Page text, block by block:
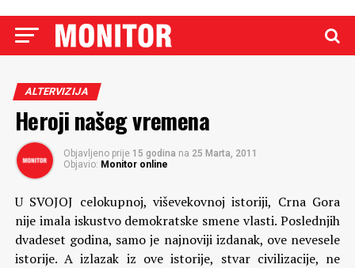
ALTERVIZIJA
Heroji našeg vremena
Objavljeno prije 15 godina na 25 Marta, 2011
Objavio: Monitor online
U SVOJOJ celokupnoj, viševekovnoj istoriji, Crna Gora
nije imala iskustvo demokratske smene vlasti. Poslednjih
dvadeset godina, samo je najnoviji izdanak, ove nevesele
istorije. A izlazak iz ove istorije, stvar civilizacije, ne